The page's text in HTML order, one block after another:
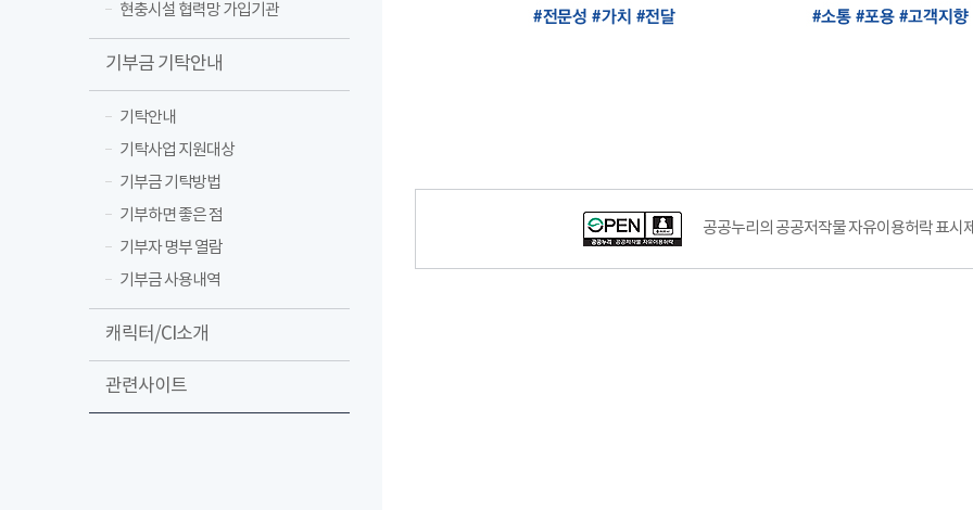
현충시설 협력망 가입기관
기부금 기탁안내
기탁안내
기탁사업 지원대상
기부금 기탁방법
기부하면 좋은 점
기부자 명부 열람
기부금 사용내역
캐릭터/CI소개
관련사이트
공공누리공공저작물자유이용허락–출처표시이미지
공공누리의 공공저작물 자유이용허락 표시